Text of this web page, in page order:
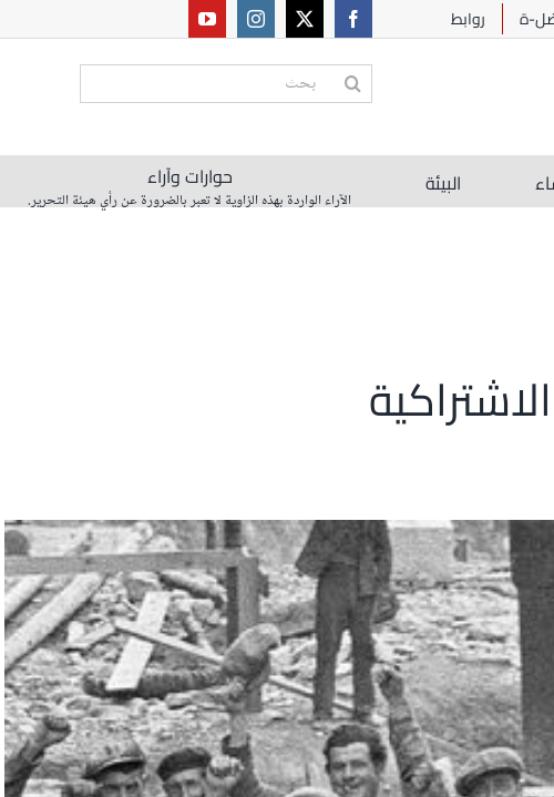
ة روابط
البحث
البيئة حوارات وآراء
الآراء الواردة بهذه الزاوية لا تعبر بالضرورة عن رأي هيئة التحرير.